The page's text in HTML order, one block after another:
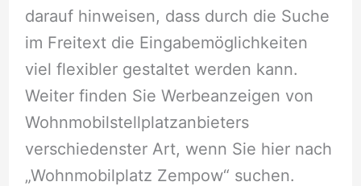
darauf hinweisen, dass durch die Suche
im Freitext die Eingabemöglichkeiten
viel flexibler gestaltet werden kann.
Weiter finden Sie Werbeanzeigen von
Wohnmobilstellplatzanbieters
verschiedenster Art, wenn Sie hier nach
„Wohnmobilplatz Zempow“ suchen.